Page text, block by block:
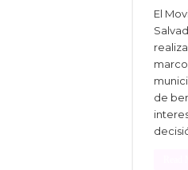
El
de